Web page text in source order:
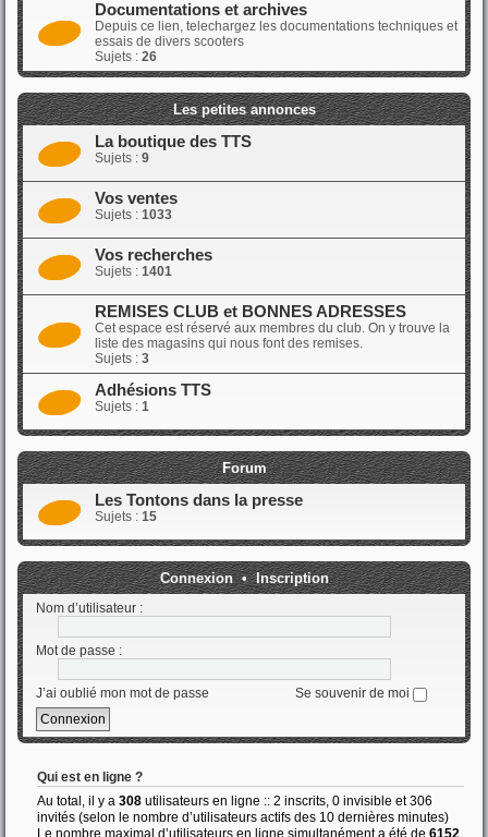
Documentations et archives
Depuis ce lien, telechargez les documentations techniques et
essais de divers scooters
Sujets : 26
Les petites annonces
La boutique des TTS
Sujets : 9
Vos ventes
Sujets : 1033
Vos recherches
Sujets : 1401
REMISES CLUB et BONNES ADRESSES
Cet espace est réservé aux membres du club. On y trouve la
liste des magasins qui nous font des remises.
Sujets : 3
Adhésions TTS
Sujets : 1
Forum
Les Tontons dans la presse
Sujets : 15
Connexion•Inscription
Nom d’utilisateur :
Mot de passe :
J’ai oublié mon mot de passe Se souvenir de moi
Qui est en ligne ?
Au total, il y a 308 utilisateurs en ligne :: 2 inscrits, 0 invisible et 306
invités (selon le nombre d’utilisateurs actifs des 10 dernières minutes)
Le nombre maximal d’utilisateurs en ligne simultanément a été de 6152